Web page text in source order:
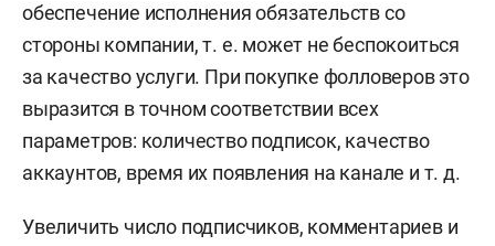
обеспечение исполнения обязательств со
стороны компании, т. е. может не беспокоиться
за качество услуги. При покупке фолловеров это
выразится в точном соответствии всех
параметров: количество подписок, качество
аккаунтов, время их появления на канале и т. д.
Увеличить число подписчиков, комментариев и